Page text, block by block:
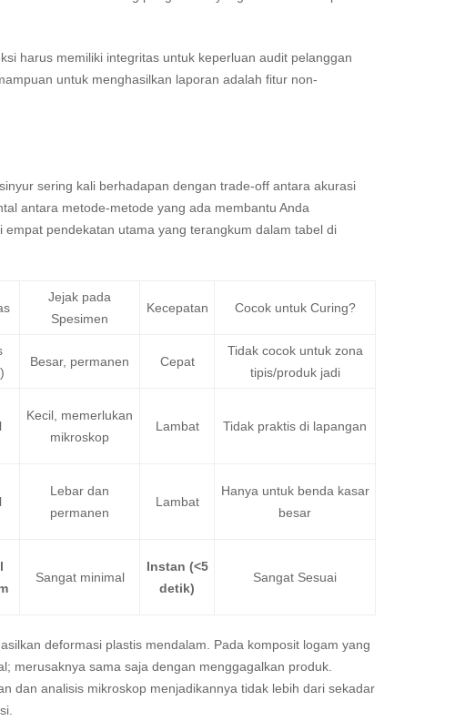
harus memiliki integritas untuk keperluan audit pelanggan
untuk menghasilkan laporan adalah fitur non-
sering kali berhadapan dengan trade-off antara akurasi
antara metode-metode yang ada membantu Anda
pendekatan utama yang terangkum dalam tabel di
Jejak pada
Spesimen
Kecepatan Cocok untuk Curing?
Besar, permanen Cepat
Tidak cocok untuk zona
tipis/produk jadi
Kecil, memerlukan
mikroskop
Lambat Tidak praktis di lapangan
Lebar dan
permanen
Lambat
Hanya untuk benda kasar
besar
Sangat minimal
Instan (<5
detik)
Sangat Sesuai
deformasi plastis mendalam. Pada komposit logam yang
merusaknya sama saja dengan menggagalkan produk.
dan analisis mikroskop menjadikannya tidak lebih dari sekadar